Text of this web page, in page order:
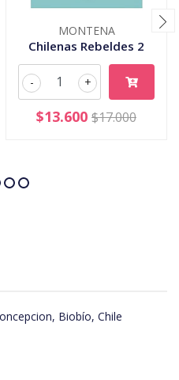
MONTENA
Chilenas Rebeldes 2
+
-
$13.600 $17.000
Biobío, Chile